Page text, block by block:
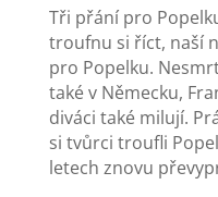
Tři přání pro
troufnu si říct, naší
pro Popelku.
také v Německu,
diváci také milují.
si tvůrci troufli
letech znovu